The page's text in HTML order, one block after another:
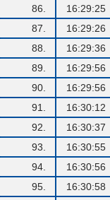
86.
16:29:25
87.
16:29:26
88.
16:29:36
89.
16:29:56
90.
16:29:56
91.
16:30:12
92.
16:30:37
93.
16:30:55
94.
16:30:56
95.
16:30:58